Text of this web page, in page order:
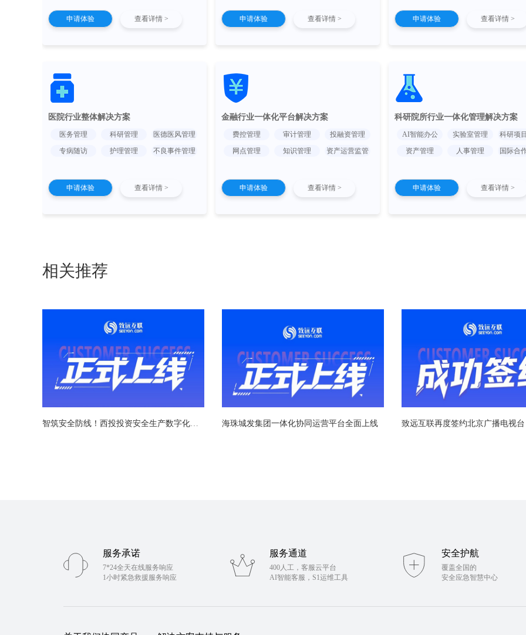
申请体验 查看详情 > 申请体验 查看详情 > 申请体验 查看详情 >
医院行业整体解决方案
医务管理 科研管理
医德医风管理
专病随访
护理管理 不良事件管理
申请体验 查看详情 >
金融行业一体化平台解决方案
费控管理 审计管理
投融资管理
网点管理
知识管理 资产运营监管
申请体验 查看详情 >
科研院所行业一体化管理解决方案
AI智能办公 实验室管理
科研项
资产管理
人事管理 国际合
申请体验 查看详情 >
相关推荐
智筑安全防线！西投投资安全生产数字化管理系统成功上线 海珠城发集团一体化协同运营平台全面上线
服务承诺
7*24全天在线服务响应
1小时紧急救援服务响应
服务通道
400人工，客服云平台
AI智能客服，S1运维工具
安全护航
覆盖全国的
安全应急智慧中心